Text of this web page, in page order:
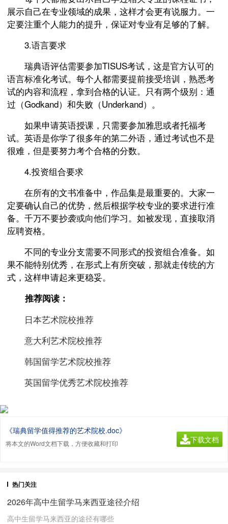
展示自己在专业领域的成果，这样才会更有说服力。一
定要注重个人能力的提升，保证对专业有足够的了解。
3.语言要求
瑞典语评估需要参加TISUS考试，这是官方认可的
语言标准化考试。每个人都需要提前接受培训，熟悉考
试的内容和流程，拿到合格的认证。只有两个级别：通
过（Godkand）和失败（Underkand）。
如果申请英语授课，只需要参加雅思或者托福考
试。英语是你学了很多年的第二外语，通过考试也不是
很难，但是要努力考个合格的分数。
4.投资组合要求
在所有的文书准备中，作品集是最重要的。大家一
定要确认自己的优势，然后根据学校专业的要求进行准
备。千万不要抄袭或向他们学习。如被发现，直接取消
应聘资格。
不同的专业分支需要不同形式的投资组合准备。如
果不能特别优秀，在形式上有所突破，那就走传统的方
式，这样申请起来更稳妥。
推荐阅读：
日本艺术院校推荐
意大利艺术院校推荐
韩国留学艺术院校推荐
英国留学优秀艺术院校推荐
《瑞典留学值得推荐的艺术院校.doc》
将本文的Word文档下载，方便收藏和打印 下载文档
热门关注
2026年高中生留学马来西亚途径介绍
高中生留学马来西亚的途径有哪些